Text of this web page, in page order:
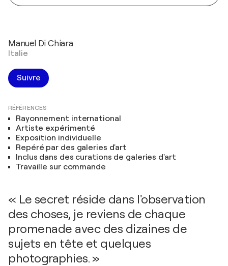
Manuel Di Chiara
Italie
Suivre
RÉFÉRENCES
Rayonnement international
Artiste expérimenté
Exposition individuelle
Repéré par des galeries d'art
Inclus dans des curations de galeries d'art
Travaille sur commande
« Le secret réside dans l'observation
des choses, je reviens de chaque
promenade avec des dizaines de
sujets en tête et quelques
photographies. »